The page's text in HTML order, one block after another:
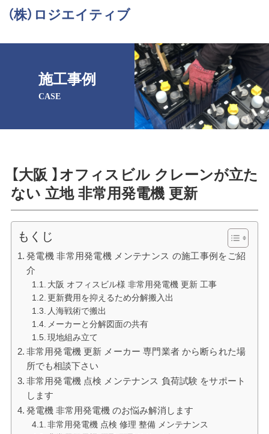
（株）ロジエイティブ
施工事例
CASE
【大阪 】オフィスビル クレーンが立た
ない 立地 非常用発電機 更新
もくじ
発電機 非常用発電機 メンテナンス の施工事例をご紹
介
大阪 オフィスビル様 非常用発電機 更新 工事
更新費用を抑えるため分解搬入出
人海戦術で搬出
メーカーと分解図面の共有
現地組み立て
非常用発電機 更新 メーカー 専門業者 から断られた場
所でも相談下さい
非常用発電機 点検 メンテナンス 負荷試験 をサポート
します
発電機 非常用発電機 のお悩み解消します
非常用発電機 点検 修理 整備 メンテナンス